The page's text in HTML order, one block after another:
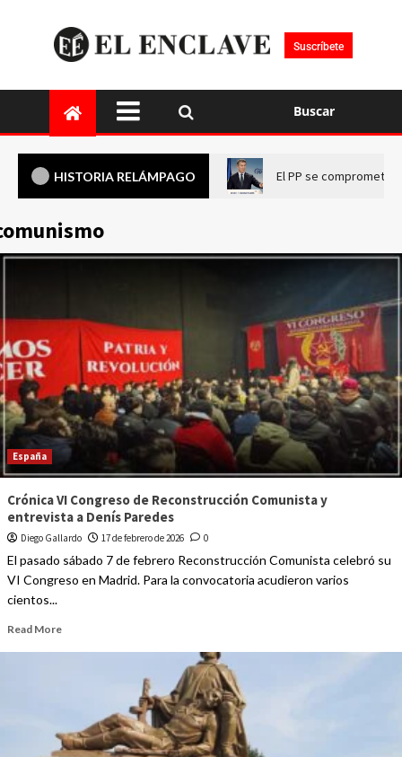
Suscríbete
Buscar
HISTORIA RELÁMPAGO El PP se compromete
España
Crónica VI Congreso de Reconstrucción Comunista y
entrevista a Denís Paredes
Diego Gallardo 17 de febrero de 2026 0
El pasado sábado 7 de febrero Reconstrucción Comunista celebró su
VI Congreso en Madrid. Para la convocatoria acudieron varios
cientos...
Read More